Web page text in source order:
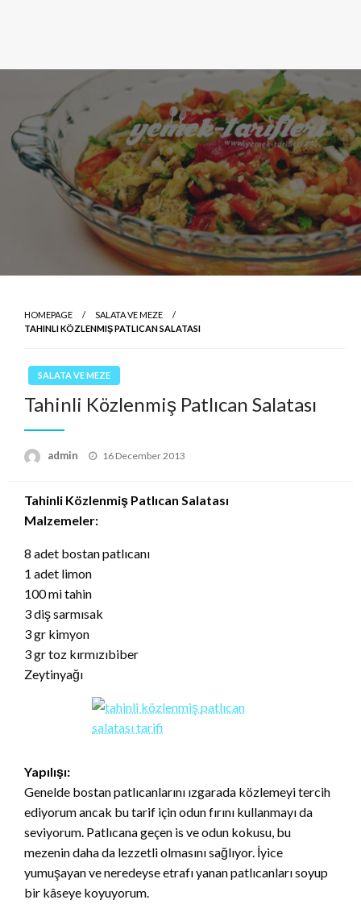
HOMEPAGE
SALATA VE MEZE
TAHINLI KÖZLENMIŞ PATLICAN SALATASI
SALATA VE MEZE
Tahinli Közlenmiş Patlıcan Salatası
admin
Posted
16 December 2013
Tahinli Közlenmiş Patlıcan Salatası
Malzemeler:
8 adet bostan patlıcanı
1 adet limon
100 mi tahin
3 diş sarmısak
3 gr kimyon
3 gr toz kırmızıbiber
Zeytinyağı
Yapılışı:
Genelde bostan patlıcanlarını ızgarada közlemeyi tercih
ediyorum ancak bu tarif için odun fırını kullanmayı da
seviyorum. Patlıcana geçen is ve odun kokusu, bu
mezenin daha da lezzetli olmasını sağlıyor. İyice
yumuşayan ve neredeyse etrafı yanan patlıcanları soyup
bir kâseye koyuyorum.